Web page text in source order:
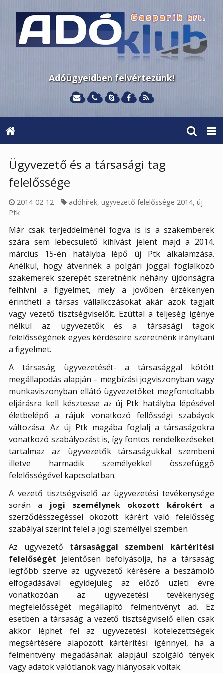
Adóügyeidben felvértezünk!
Ügyvezető és a társasági tag
felelőssége
2014-02-12 adóhírek,ügyvezető felelőssége 2014,új
Ptk
Már csak terjeddelménél fogva is is a szakemberek
szára sem lebecsülető kihívást jelent majd a 2014.
március 15-én hatályba lépő új Ptk alkalamzása.
Anélkül, hogy átvennék a polgári joggal foglalkozó
szakemerek szerepét szeretnénk néhány újdonságra
felhívni a figyelmet, mely a jövőben érzékenyen
érintheti a társas vállalkozásokat akár azok tagjait
vagy vezető tisztségviselőit. Ezúttal a teljeség igénye
nélkül az ügyvezetők és a társasági tagok
felelősségének egyes kérdéseire szeretnénk irányítani
a figyelmet.
A társaság ügyvezetését- a társasággal kötött
megállapodás alapján – megbízási jogviszonyban vagy
munkaviszonyban ellátó ügyvezetőket megfontoltabb
eljárásra kell késztesse az új Ptk hatályba lépésével
életbelépő a rájuk vonatkozó fellősségi szabáyok
változása. Az új Ptk magába foglalj a társaságokra
vonatkozó szabályozást is, így fontos rendelkezéseket
tartalmaz az ügyvezetők társaságukkal szembeni
illetve harmadik személyekkel összefüggő
felelősségével kapcsolatban.
A vezető tisztségviselő az ügyvezetési tevékenysége
során a jogi személynek okozott károkért a
szerződésszegéssel okozott kárért való felelősség
szabályai szerint felel a jogi személlyel szemben
Az ügyvezető társasággal szembeni kártérítési
felelőségét jelentősen befolyásolja, ha a társaság
legfőbb szerve az ügyvezető kérésére a beszámoló
elfogadásával egyidejüleg az előző üzleti évre
vonatkozóan az ügyvezetési tevékenység
megfelelősségét megállapító felmentvényt ad. Ez
esetben a társaság a vezető tisztségviselő ellen csak
akkor léphet fel az ügyvezetési kötelezettségek
megsértésére alapozott kártérítési igénnyel, ha a
felmentvény megadásának alapjául szolgáló tények
vagy adatok valótlanok vagy hiányosak voltak.